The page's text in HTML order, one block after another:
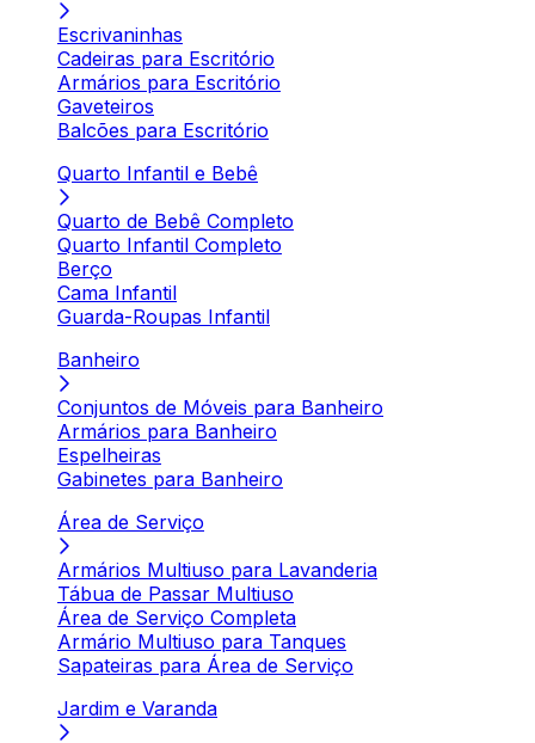
Escrivaninhas
Cadeiras para Escritório
Armários para Escritório
Gaveteiros
Balcões para Escritório
Quarto Infantil e Bebê
Quarto de Bebê Completo
Quarto Infantil Completo
Berço
Cama Infantil
Guarda-Roupas Infantil
Banheiro
Conjuntos de Móveis para Banheiro
Armários para Banheiro
Espelheiras
Gabinetes para Banheiro
Área de Serviço
Armários Multiuso para Lavanderia
Tábua de Passar Multiuso
Área de Serviço Completa
Armário Multiuso para Tanques
Sapateiras para Área de Serviço
Jardim e Varanda